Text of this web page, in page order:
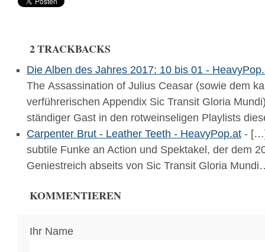
2 TRACKBACKS
Die Alben des Jahres 2017: 10 bis 01 -
The Assassination of Julius Ceasar (sowie dem
verführerischen Appendix Sic Transit Gloria
ständiger Gast in den rotweinseligen Playlists
Carpenter Brut - Leather Teeth - HeavyPop.at -
subtile Funke an Action und Spektakel, der dem
Geniestreich abseits von Sic Transit Gloria
KOMMENTIEREN
Ihr Name